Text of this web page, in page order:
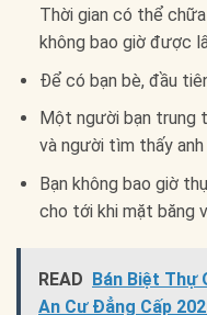
Thời gian có thể
không bao giờ được
Để có bạn bè, đầu
Một người bạn trung
và người tìm thấy
Bạn không bao giờ
cho tới khi mặt băng
READ Bán Biệt Thự
An Cư Đẳng Cấp